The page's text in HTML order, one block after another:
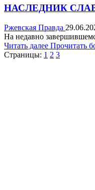
НАСЛЕДНИК
Ржевская Правда
На недавно
Читать далее
Страницы: 1 2 3